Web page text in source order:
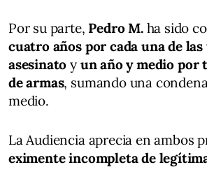
Por su parte, Pedro M.ha sido
cuatro años por cada una de
asesinato y un año y medio por
de armas, sumando una
medio.
La Audiencia aprecia en ambos
eximente incompleta de